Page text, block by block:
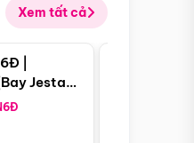
Xem tất cả
Điểm nổi bật
|
Jestar